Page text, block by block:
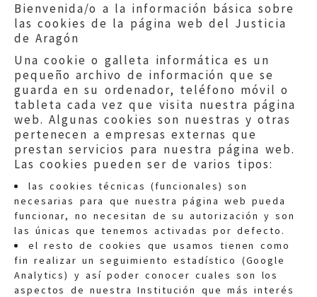
Bienvenida/o a la información básica sobre
las cookies de la página web del Justicia
de Aragón
Una cookie o galleta informática es un
pequeño archivo de información que se
guarda en su ordenador, teléfono móvil o
tableta cada vez que visita nuestra página
web. Algunas cookies son nuestras y otras
pertenecen a empresas externas que
prestan servicios para nuestra página web.
Las cookies pueden ser de varios tipos:
las cookies técnicas (funcionales) son
necesarias para que nuestra página web pueda
funcionar, no necesitan de su autorización y son
las únicas que tenemos activadas por defecto.
el resto de cookies que usamos tienen como
fin realizar un seguimiento estadístico (Google
Analytics) y así poder conocer cuales son los
aspectos de nuestra Institución que más interés
Quejas:quejas@eljusticiadearagon.es
Información general:
informacion@eljusticiadearagon.es